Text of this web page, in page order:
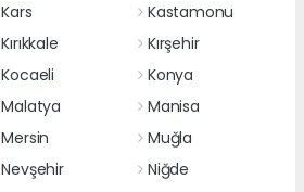
Kars
Kastamonu
Kırıkkale
Kırşehir
Kocaeli
Konya
Malatya
Manisa
Mersin
Muğla
Nevşehir
Niğde